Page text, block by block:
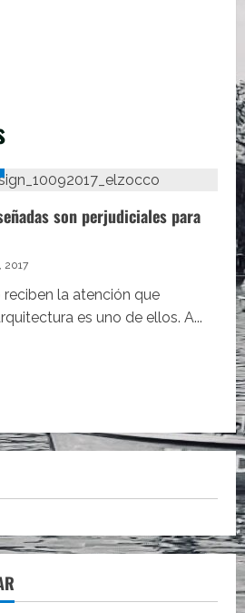
son perjudiciales para
2017
la atención que
es uno de ellos. A...